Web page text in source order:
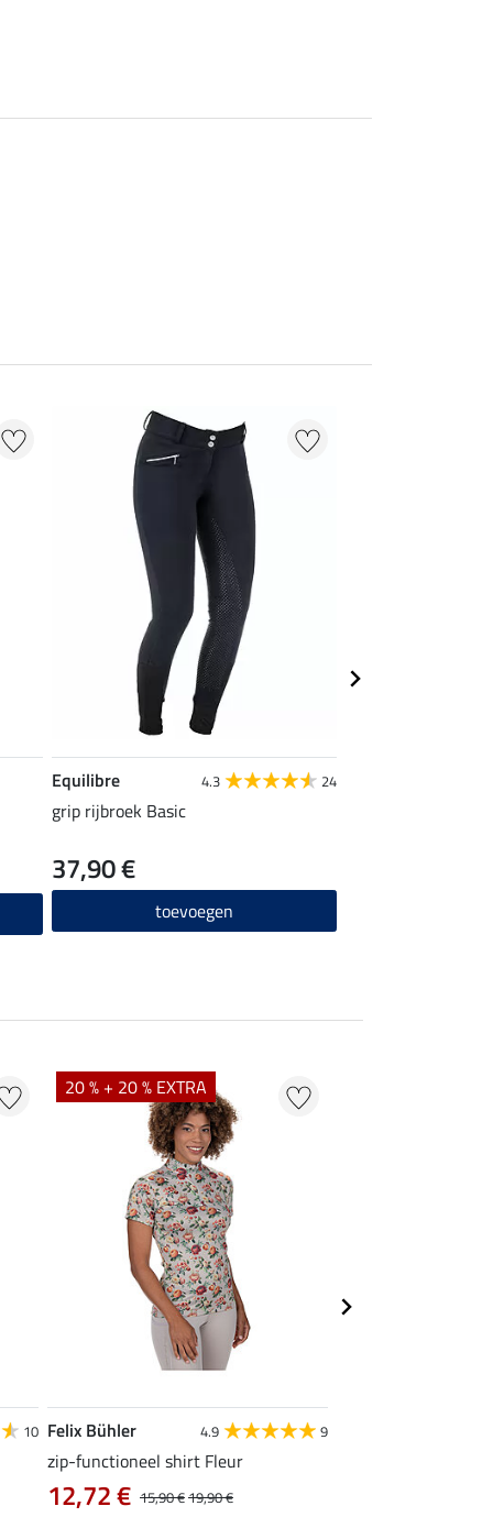
Equilibre 4.3 24
grip rijbroek Basic
37,90 €
toevoegen
10
20 % + 20 % EXTRA
Felix Bühler 4.9 9
zip-functioneel shirt Fleur
15,90 €19,90 €
12,72 €